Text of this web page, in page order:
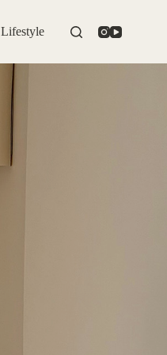
Lifestyle